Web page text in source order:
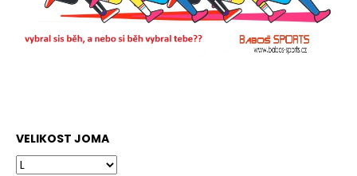
VELIKOST JOMA